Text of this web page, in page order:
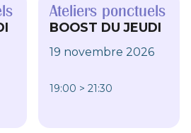
Ateliers ponctuels
BOOST DU JEUDI
19 novembre 2026
19:00 > 21:30